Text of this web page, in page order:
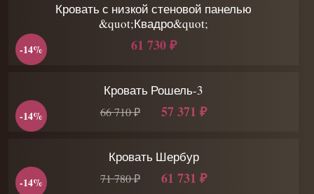
Кровать с низкой стеновой панелью
&quot;Квадро&quot;
61 730 ₽
-14%
Кровать Рошель-3
66 710 ₽ 57 371 ₽
-14%
Кровать Шербур
71 780 ₽ 61 731 ₽
-14%